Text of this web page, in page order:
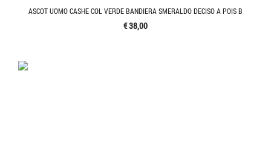
ASCOT UOMO CASHE COL VERDE BANDIERA SMERALDO DECISO A POIS B
€ 38,00